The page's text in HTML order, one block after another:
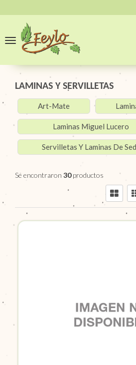
Toggle navigation
LAMINAS Y SERVILLETAS
Art-Mate
Laminas Miguel Lucero
Servilletas Y Laminas De
Se encontraron 30productos